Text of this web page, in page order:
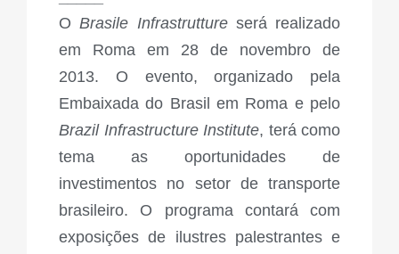
OBrasile Infrastruttureserá realizado
em Roma em 28 de novembro de
2013. O evento, organizado pela
Embaixada do Brasil em Roma e pelo
Brazil Infrastructure Institute, terá como
tema as oportunidades de
investimentos no setor de transporte
brasileiro. O programa contará com
exposições de ilustres palestrantes e